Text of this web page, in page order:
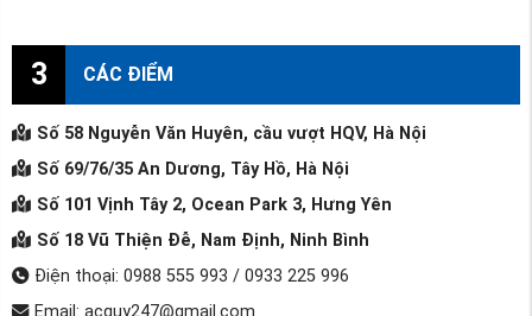
3 CÁC ĐIỂM
Số 58 Nguyễn Văn Huyên, cầu vượt HQV, Hà Nội
Số 69/76/35 An Dương, Tây Hồ, Hà Nội
Số 101 Vịnh Tây 2, Ocean Park 3, Hưng Yên
Số 18 Vũ Thiện Đễ, Nam Định, Ninh Bình
Điện thoại: 0988 555 993 / 0933 225 996
Email: acquy247@gmail.com